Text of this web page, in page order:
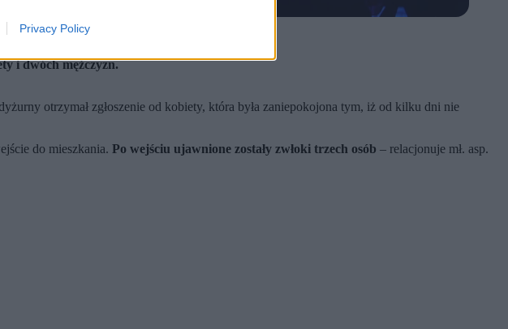
Privacy Policy
i dwóch mężczyzn.
otrzymał zgłoszenie od kobiety, która była zaniepokojona tym, iż od kilku dni nie
do mieszkania. Po wejściu ujawnione zostały zwłoki trzech osób – relacjonuje mł. asp.